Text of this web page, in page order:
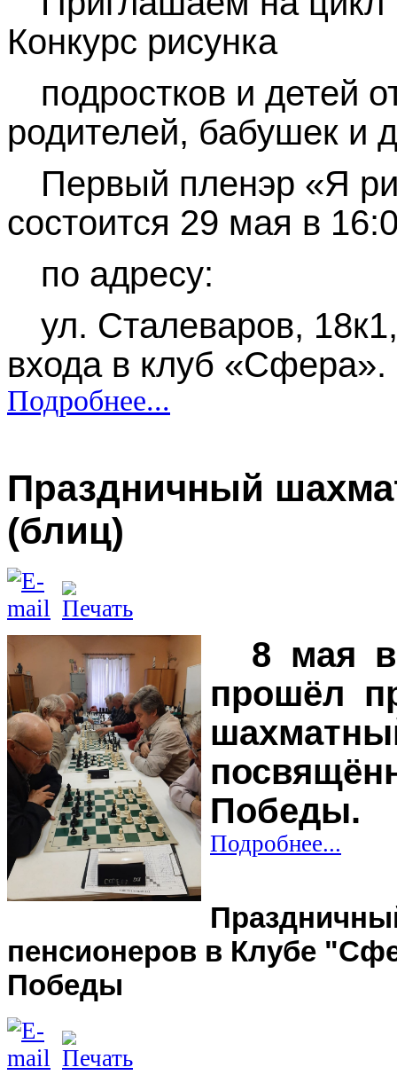
Конкурс рисунка
подростков и детей
родителей, бабушек и
Первый пленэр «Я
состоится 29 мая в
по адресу:
ул. Сталеваров,
входа в клуб «Сфера».
Подробнее...
Праздничный
(блиц)
8 мая
прошёл
Победы.
Подробнее...
пенсионеров в Клубе
Победы